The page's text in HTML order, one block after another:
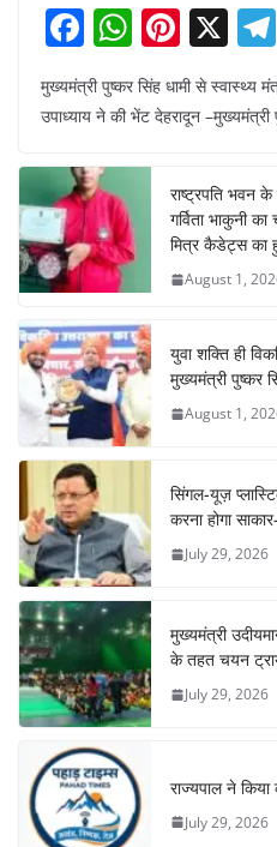
F
a
c
b
o
o
k
W
h
at
A
p
p
Pi
nt
er
e
st
X
मुख्यमंत्री पुष्कर सिंह धामी से स्वास्थ्य
उपाध्याय ने की भेंट देहरादून –मुख्यमंत्री
राष्ट्रपति भवन
गर्विता भाकुनी
मित्र कैडेट्स
August 1,
युवा शक्ति ही
मुख्यमंत्री पुष्कर
August 1,
सिंगल-यूज़
करना होगा
July 29, 2026
मुख्यमंत्री
के तहत चयन
July 29, 2026
राज्यपाल ने
July 29, 2026